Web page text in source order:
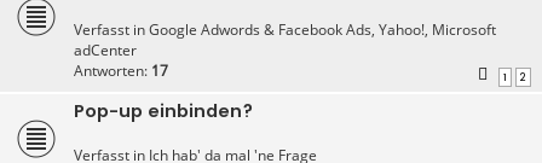
Verfasst inGoogle Adwords & Facebook Ads, Yahoo!, Microsoft
adCenter
Antworten: 17 1 2
Pop-up einbinden?
Verfasst in Ich hab' da mal 'ne Frage